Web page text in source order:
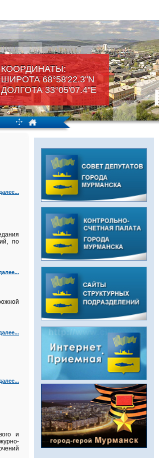
КООРДИНАТЫ:
ШИРОТА 68°58'22.3"N
ДОЛГОТА 33°05'07.4"Е
по
и